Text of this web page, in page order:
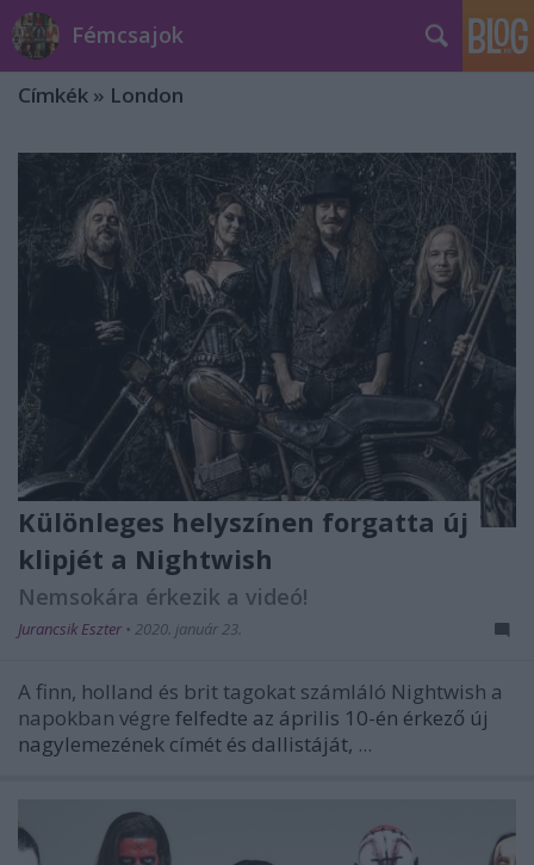
Fémcsajok
Címkék » London
Különleges helyszínen forgatta új
klipjét a Nightwish
Nemsokára érkezik a videó!
Jurancsik Eszter • 2020. január 23.
A finn, holland és brit tagokat számláló Nightwish a
napokban végre felfedte az április 10-én érkező új
nagylemezének címét és dallistáját, ...